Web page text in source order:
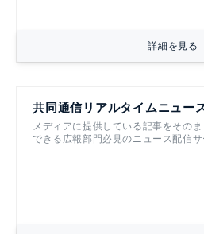
詳細を見る
共同通信リアルタイムニュー
メディアに提供している記事をそのま
できる広報部門必見のニュース配信サ